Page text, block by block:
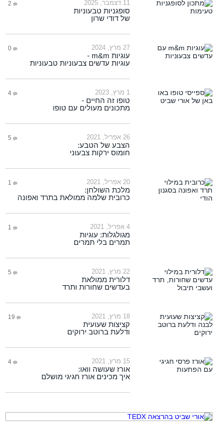
11 דצמבר, 2025 2
סופגניות טבעוניות
של דודי שרון
27 מרץ, 2024 0
עוגיות m&m -
עוגיות עדשים צבעוניות טבעוניות
1 מרץ, 2023 4
טופו זה החיים -
מתכונים מעולים עם טופו
26 אפריל, 2021 5
הצבע של הטבע:
חומוס ירקות צבעוני
20 אפריל, 2021 1
מלכת השולחן:
כרובית שלמה ממולאת בתרד ואפונה
4 אפריל, 2021 1
מגולגלות: עוגיות
תמרים בלי תמרים
22 מרץ, 2021 5
דלורית ממולאת
בעדשים שחורות ותרד
18 מרץ, 2021 19
קציצות שעועית
ודלעת ברוטב ירוקים
15 מרץ, 2021 4
אורז שעושה וואו:
איך מכינים אורז חגיגי מושלם